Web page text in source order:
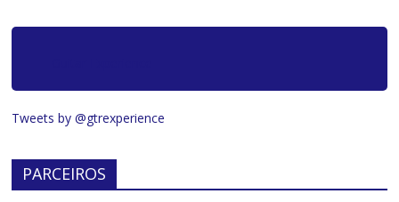
Tweets by @gtrexperience
PARCEIROS